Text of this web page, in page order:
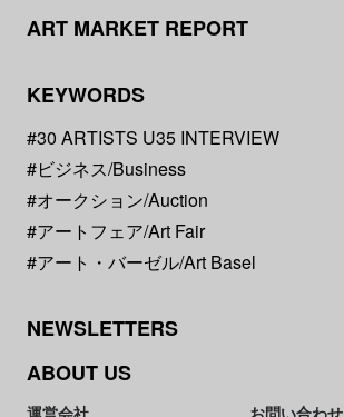
ART MARKET REPORT
KEYWORDS
#30 ARTISTS U35 INTERVIEW
#ビジネス/Business
#オークション/Auction
#アートフェア/Art Fair
#アート・バーゼル/Art Basel
NEWSLETTERS
ABOUT US